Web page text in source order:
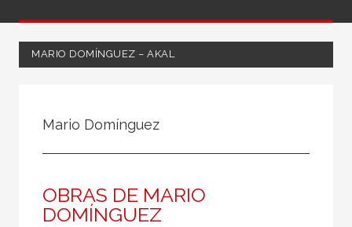
MARIO DOMÍNGUEZ – AKAL
Coordinador
Editor
Mario Domínguez
OBRAS DE MARIO
DOMÍNGUEZ